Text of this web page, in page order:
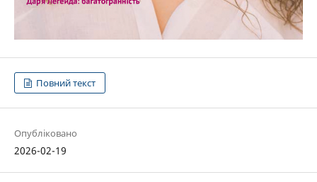
Повний текст
Опубліковано
2026-02-19